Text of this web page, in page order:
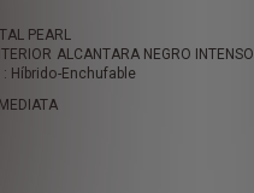
PEARL
ALCANTARA NEGRO INTENSO
Híbrido-Enchufable